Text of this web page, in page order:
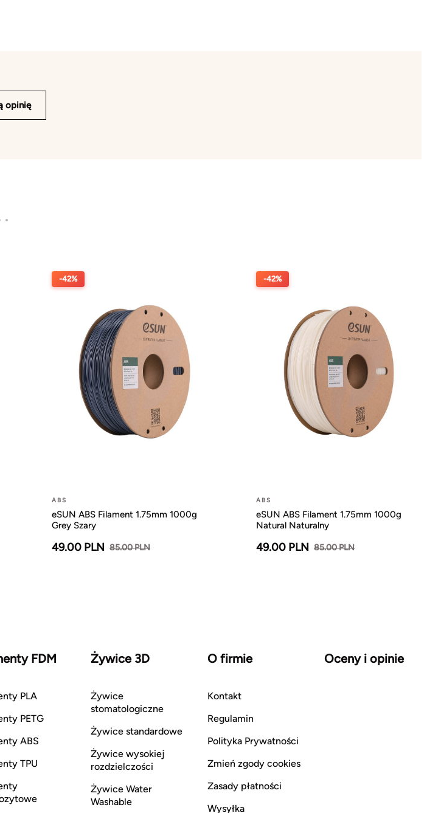
opinię
-42%
ABS
eSUN ABS Filament 1.75mm 1000g
Grey Szary
49.00 PLN 85.00 PLN
-42%
ABS
eSUN ABS Filament 1.75mm 1000g
Natural Naturalny
49.00 PLN 85.00 PLN
FDM
PLA
PETG
ABS
TPU
Żywice 3D
Żywice
stomatologiczne
Żywice standardowe
Żywice wysokiej
rozdzielczości
Żywice Water
Washable
O firmie
Kontakt
Regulamin
Polityka Prywatności
Zmień zgody cookies
Zasady płatności
Wysyłka
Oceny i opinie